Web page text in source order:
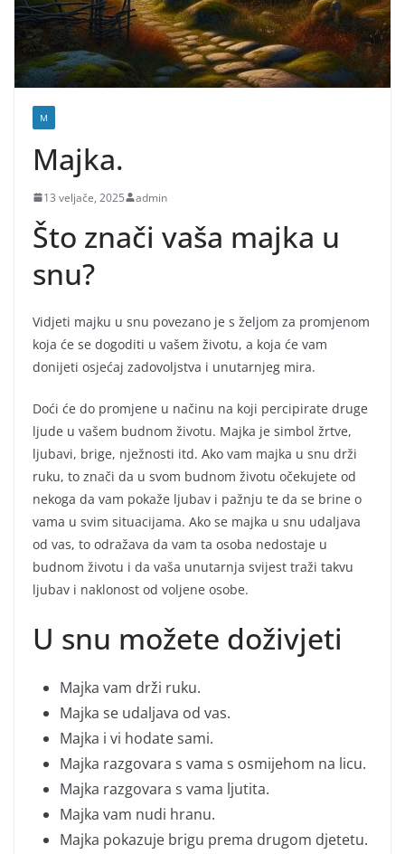
M
Majka.
13 veljače, 2025 admin
Što znači vaša majka u
snu?
Vidjeti majku u snu povezano je s željom za promjenom
koja će se dogoditi u vašem životu, a koja će vam
donijeti osjećaj zadovoljstva i unutarnjeg mira.
Doći će do promjene u načinu na koji percipirate druge
ljude u vašem budnom životu. Majka je simbol žrtve,
ljubavi, brige, nježnosti itd. Ako vam majka u snu drži
ruku, to znači da u svom budnom životu očekujete od
nekoga da vam pokaže ljubav i pažnju te da se brine o
vama u svim situacijama. Ako se majka u snu udaljava
od vas, to odražava da vam ta osoba nedostaje u
budnom životu i da vaša unutarnja svijest traži takvu
ljubav i naklonost od voljene osobe.
U snu možete doživjeti
Majka vam drži ruku.
Majka se udaljava od vas.
Majka i vi hodate sami.
Majka razgovara s vama s osmijehom na licu.
Majka razgovara s vama ljutita.
Majka vam nudi hranu.
Majka pokazuje brigu prema drugom djetetu.